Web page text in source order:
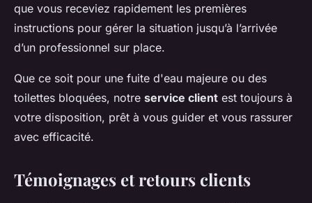
que vous receviez rapidement les premières
instructions pour gérer la situation jusqu’à l’arrivée
d’un professionnel sur place.
Que ce soit pour une fuite d'eau majeure ou des
toilettes bloquées, notre service client est toujours à
votre disposition, prêt à vous guider et vous rassurer
avec efficacité.
Témoignages et retours clients